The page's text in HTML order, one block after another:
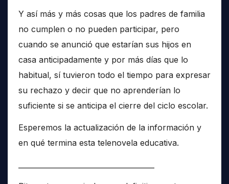
Y así más y más cosas que los padres de familia
no cumplen o no pueden participar, pero
cuando se anunció que estarían sus hijos en
casa anticipadamente y por más días que lo
habitual, sí tuvieron todo el tiempo para expresar
su rechazo y decir que no aprenderían lo
suficiente si se anticipa el cierre del ciclo escolar.
Esperemos la actualización de la información y
en qué termina esta telenovela educativa.